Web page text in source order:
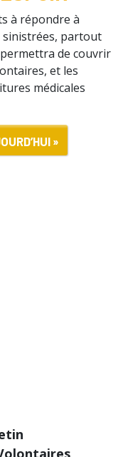
à répondre à
sinistrées, partout
de couvrir
et les
médicales
»